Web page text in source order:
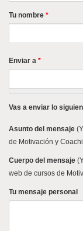
Tu nombre *
Enviar a *
Vas a enviar lo
Asunto del mensaje
de Motivación y
Cuerpo del mensaje
web de cursos de
Tu mensaje personal